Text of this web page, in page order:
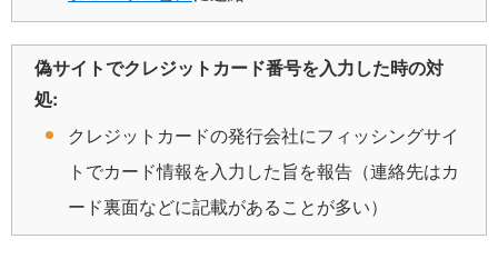
偽サイトでクレジットカード番号を入力した時の対
処:
クレジットカードの発行会社にフィッシングサイ
トでカード情報を入力した旨を報告（連絡先はカ
ード裏面などに記載があることが多い）